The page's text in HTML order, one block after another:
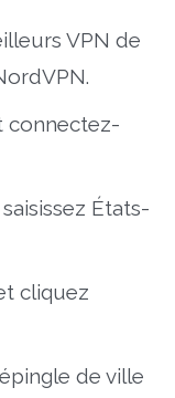
VPN de
connectez-
États-
cliquez
de ville